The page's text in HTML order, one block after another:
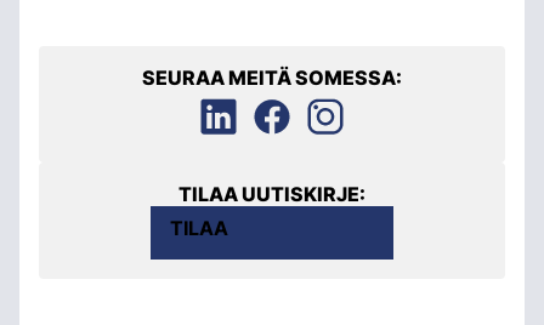
SEURAA MEITÄ SOMESSA:
TILAA UUTISKIRJE:
TILAA